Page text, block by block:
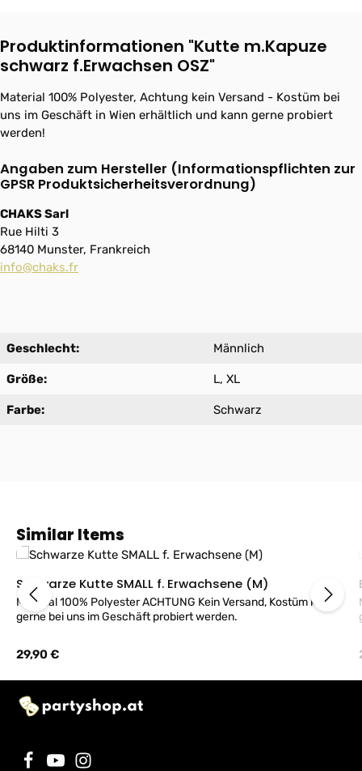
Produktinformationen "Kutte m.Kapuze
schwarz f.Erwachsen OSZ"
Material 100% Polyester, Achtung kein Versand - Kostüm bei
uns im Geschäft in Wien erhältlich und kann gerne probiert
werden!
Angaben zum Hersteller (Informationspflichten zur
GPSR Produktsicherheitsverordnung)
CHAKS Sarl
Rue Hilti 3
68140 Munster, Frankreich
info@chaks.fr
Geschlecht: Männlich
Größe: L, XL
Farbe: Schwarz
Produktgalerie überspringen
Similar Items
Schwarze Kutte SMALL f. Erwachsene (M)
Material 100% Polyester ACHTUNG Kein Versand, Kostüm kann
gerne bei uns im Geschäft probiert werden.
Regulärer Preis:
29,90 €